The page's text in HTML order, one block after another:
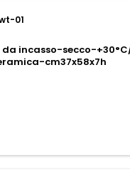
01
incasso-secco-
cm37x58x7h